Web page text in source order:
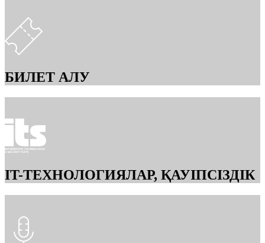
БИЛЕТ АЛУ
IT-ТЕХНОЛОГИЯЛАР, ҚАУІПСІЗДІК